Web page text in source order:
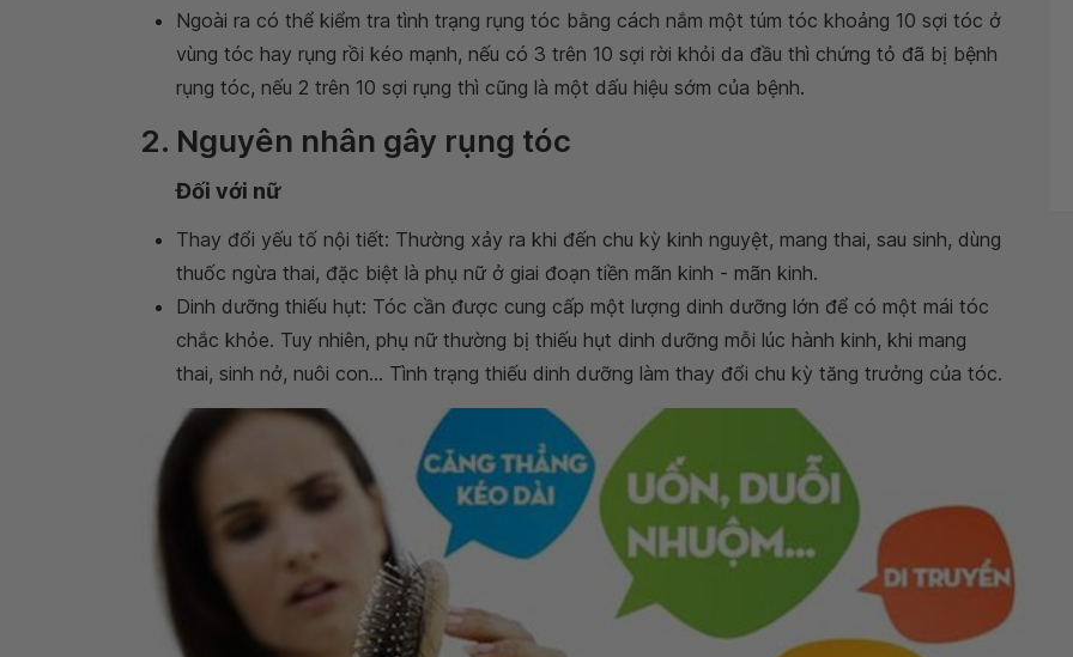
Ngoài ra có thể kiểm tra tình trạng rụng tóc bằng cách nắm một túm tóc khoảng 10 sợi tóc ở
vùng tóc hay rụng rồi kéo mạnh, nếu có 3 trên 10 sợi rời khỏi da đầu thì chứng tỏ đã bị bệnh
rụng tóc, nếu 2 trên 10 sợi rụng thì cũng là một dấu hiệu sớm của bệnh.
2. Nguyên nhân gây rụng tóc
Đối với nữ
Thay đổi yếu tố nội tiết: Thường xảy ra khi đến chu kỳ kinh nguyệt, mang thai, sau sinh, dùng
thuốc ngừa thai, đặc biệt là phụ nữ ở giai đoạn tiền mãn kinh - mãn kinh.
Dinh dưỡng thiếu hụt: Tóc cần được cung cấp một lượng dinh dưỡng lớn để có một mái tóc
chắc khỏe. Tuy nhiên, phụ nữ thường bị thiếu hụt dinh dưỡng mỗi lúc hành kinh, khi mang
thai, sinh nở, nuôi con... Tình trạng thiếu dinh dưỡng làm thay đổi chu kỳ tăng trưởng của tóc.